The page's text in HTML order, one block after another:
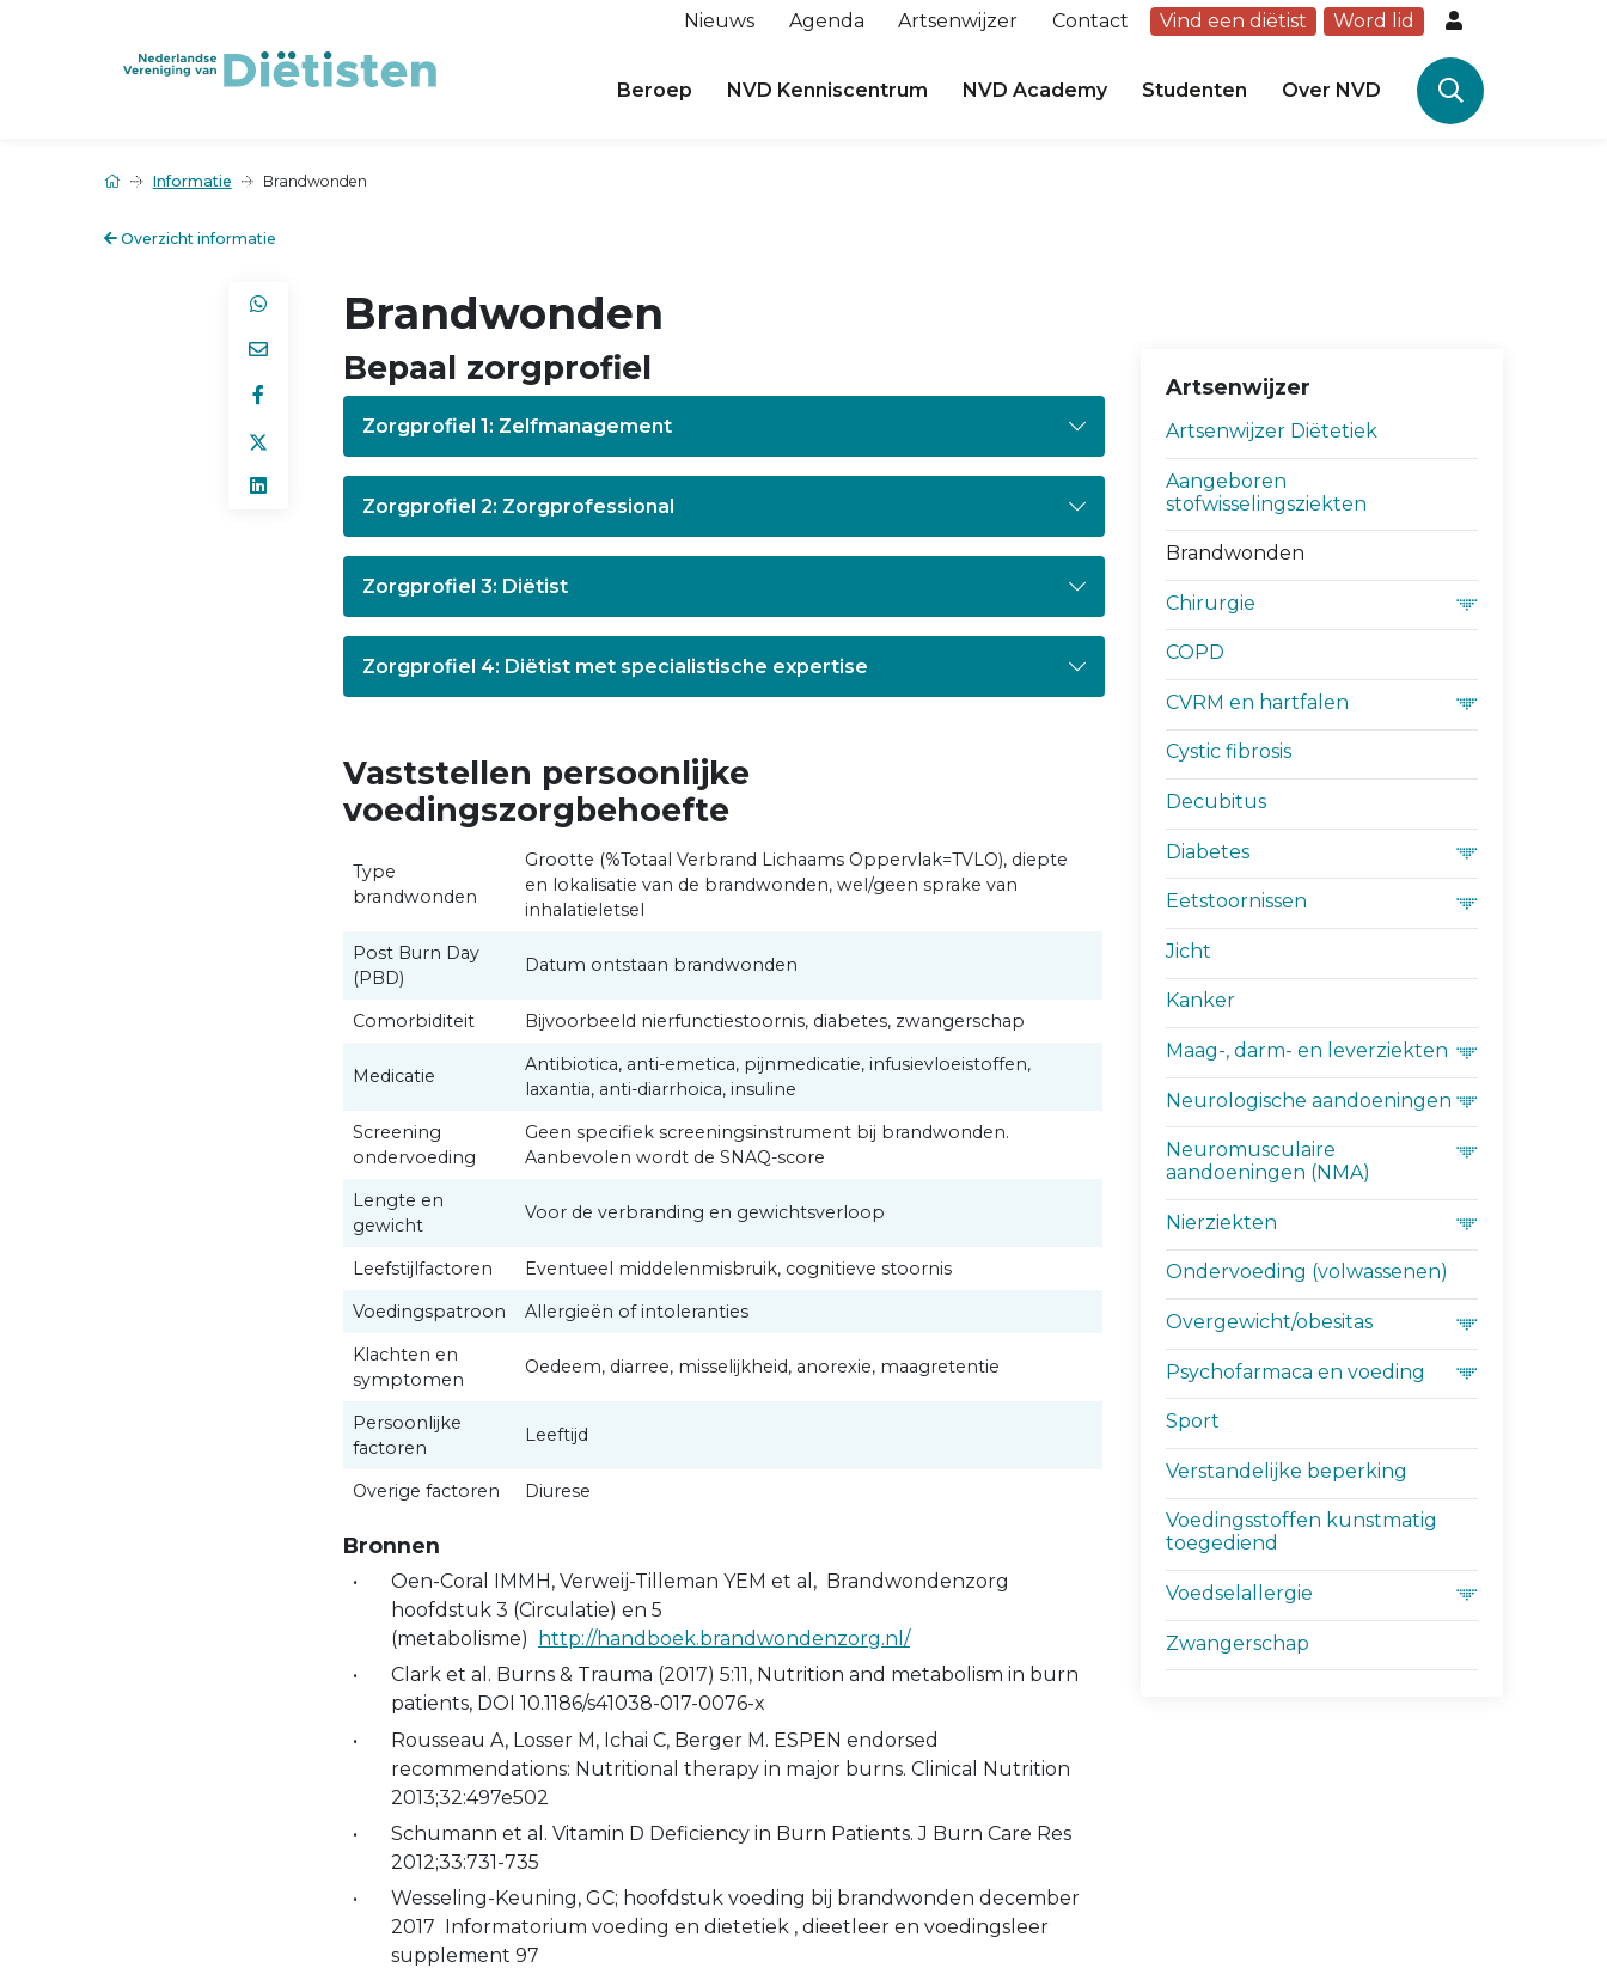
Nieuws Agenda Artsenwijzer Contact Vind een diëtist Word lid
Beroep NVD Kenniscentrum NVD Academy Studenten Over NVD
Informatie Brandwonden
Overzicht informatie
Brandwonden
Bepaal zorgprofiel
Zorgprofiel 1: Zelfmanagement
Zorgprofiel 2: Zorgprofessional
Zorgprofiel 3: Diëtist
Zorgprofiel 4: Diëtist met specialistische expertise
Vaststellen persoonlijke
voedingszorgbehoefte
Type
brandwonden
Grootte (%Totaal Verbrand Lichaams Oppervlak=TVLO), diepte
en lokalisatie van de brandwonden, wel/geen sprake van
inhalatieletsel
Post Burn Day
(PBD)
Datum ontstaan brandwonden
Comorbiditeit Bijvoorbeeld nierfunctiestoornis, diabetes, zwangerschap
Medicatie
Antibiotica, anti-emetica, pijnmedicatie, infusievloeistoffen,
laxantia, anti-diarrhoica, insuline
Screening
ondervoeding
Geen specifiek screeningsinstrument bij brandwonden.
Aanbevolen wordt de SNAQ-score
Lengte en
gewicht
Voor de verbranding en gewichtsverloop
Leefstijlfactoren
Eventueel middelenmisbruik, cognitieve stoornis
Voedingspatroon
Allergieën of intoleranties
Klachten en
symptomen
Oedeem, diarree, misselijkheid, anorexie, maagretentie
Persoonlijke
factoren
Leeftijd
Overige factoren Diurese
Bronnen
Oen-Coral IMMH, Verweij-Tilleman YEM et al, Brandwondenzorg
hoofdstuk 3 (Circulatie) en 5
(metabolisme)
http://handboek.brandwondenzorg.nl/
Clark et al. Burns & Trauma (2017) 5:11, Nutrition and metabolism in burn
patients, DOI 10.1186/s41038-017-0076-x
Rousseau A, Losser M, Ichai C, Berger M. ESPEN endorsed
recommendations: Nutritional therapy in major burns. Clinical Nutrition
2013;32:497e502
Schumann et al. Vitamin D Deficiency in Burn Patients. J Burn Care Res
2012;33:731-735
Wesseling-Keuning, GC; hoofdstuk voeding bij brandwonden december
2017 Informatorium voeding en dietetiek , dieetleer en voedingsleer
supplement 97
Artsenwijzer
Artsenwijzer Diëtetiek
Aangeboren
stofwisselingsziekten
Brandwonden
Chirurgie
COPD
CVRM en hartfalen
Cystic fibrosis
Decubitus
Diabetes
Eetstoornissen
Jicht
Kanker
Maag-, darm- en leverziekten
Neurologische aandoeningen
Neuromusculaire
aandoeningen (NMA)
Nierziekten
Ondervoeding (volwassenen)
Overgewicht/obesitas
Psychofarmaca en voeding
Sport
Verstandelijke beperking
Voedingsstoffen kunstmatig
toegediend
Voedselallergie
Zwangerschap